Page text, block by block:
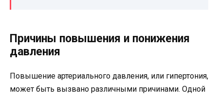
Причины повышения и понижения
давления
Повышение артериального давления, или гипертония,
может быть вызвано различными причинами. Одной